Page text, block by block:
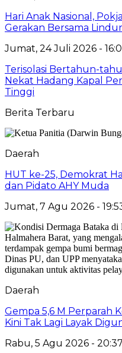
Hari Anak Nasional,
Gerakan Bersama
Jumat, 24 Juli 2026 -
Terisolasi Bertahun-
Nekat Hadang Kapal
Tinggi
Berita Terbaru
Daerah
HUT ke-25, Demokrat
dan Pidato AHY Muda
Jumat, 7 Agu 2026 -
Daerah
Gempa 5,6 M Perparah
Kini Tak Lagi Layak
Rabu, 5 Agu 2026 -